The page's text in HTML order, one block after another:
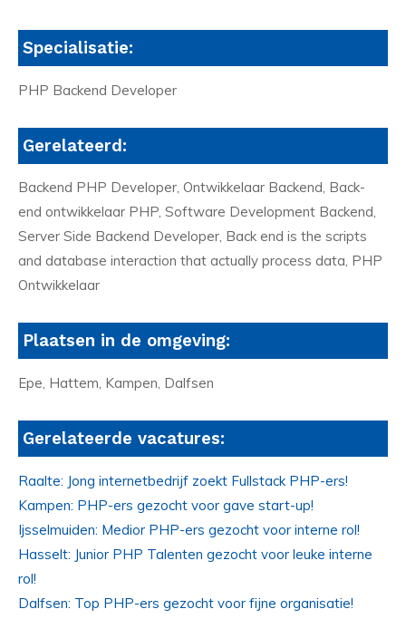
Specialisatie:
PHP Backend Developer
Gerelateerd:
Backend PHP Developer, Ontwikkelaar Backend, Back-
end ontwikkelaar PHP, Software Development Backend,
Server Side Backend Developer, Back end is the scripts
and database interaction that actually process data, PHP
Ontwikkelaar
Plaatsen in de omgeving:
Epe, Hattem, Kampen, Dalfsen
Gerelateerde vacatures:
Raalte: Jong internetbedrijf zoekt Fullstack PHP-ers!
Kampen: PHP-ers gezocht voor gave start-up!
Ijsselmuiden: Medior PHP-ers gezocht voor interne rol!
Hasselt: Junior PHP Talenten gezocht voor leuke interne
rol!
Dalfsen: Top PHP-ers gezocht voor fijne organisatie!